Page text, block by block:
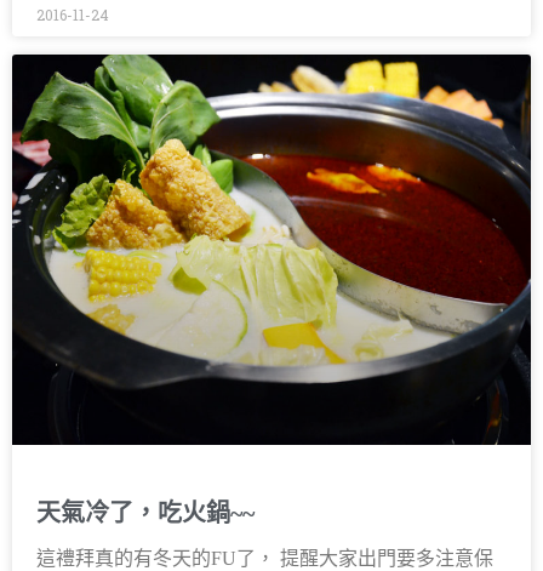
2016-11-24
天氣冷了，吃火鍋~~
這禮拜真的有冬天的FU了， 提醒大家出門要多注意保